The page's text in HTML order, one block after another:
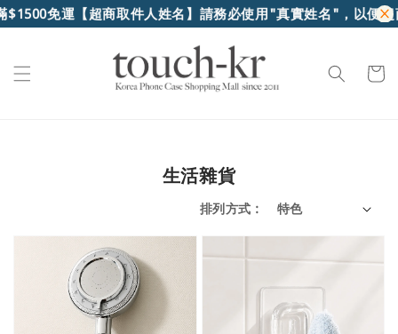
【超商取件人姓名】請務必使用"真實姓名"，以便超商核對身
生活雜貨
排列方式 :